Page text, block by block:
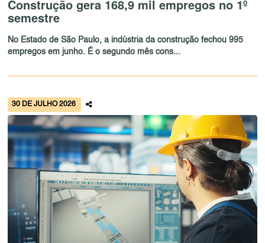
Construção gera 168,9 mil empregos no 1º
semestre
No Estado de São Paulo, a indústria da construção fechou 995
empregos em junho. É o segundo mês cons...
30 DE JULHO 2026